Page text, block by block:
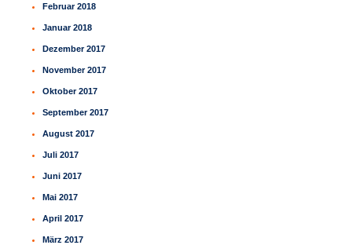
Februar 2018
Januar 2018
Dezember 2017
November 2017
Oktober 2017
September 2017
August 2017
Juli 2017
Juni 2017
Mai 2017
April 2017
März 2017